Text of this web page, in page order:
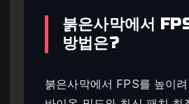
붉은사막에서
방법은?
붉은사막에서 FPS를 높이